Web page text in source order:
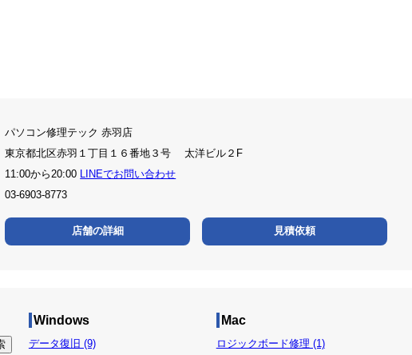
パソコン修理テック 赤羽店
東京都北区赤羽１丁目１６番地３号 太洋ビル２F
11:00から20:00 LINEでお問い合わせ
03-6903-8773
店舗の詳細 見積依頼
Windows
データ復旧 (9)
Mac
ロジックボード修理 (1)